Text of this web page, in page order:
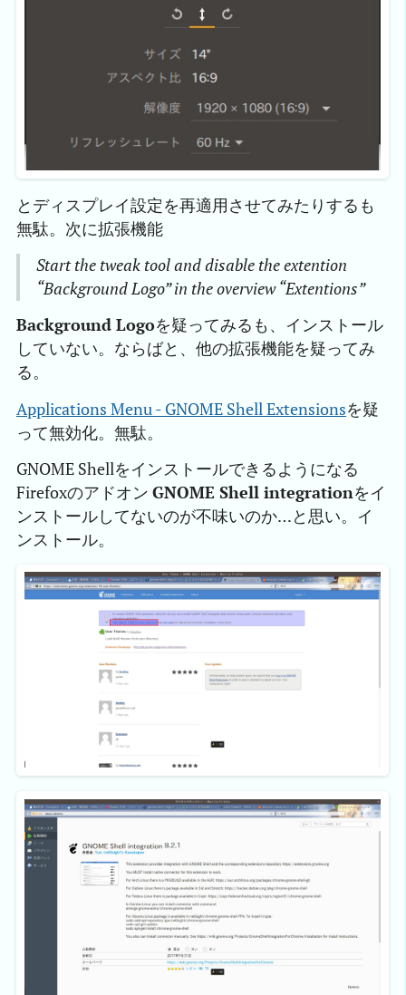
とディスプレイ設定を再適用させてみたりするも
無駄。次に拡張機能
Start the tweak tool and disable the extention
“Background Logo” in the overview “Extentions”
Background Logoを疑ってみるも、インストール
していない。ならばと、他の拡張機能を疑ってみ
る。
Applications Menu - GNOME Shell Extensionsを疑
って無効化。無駄。
GNOME Shellをインストールできるようになる
Firefoxのアドオン GNOME Shell integrationをイ
ンストールしてないのが不味いのか…と思い。イ
ンストール。